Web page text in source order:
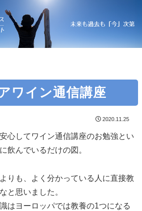
ワイン通信講座
2020.11.25
心してワイン通信講座のお勉強とい
飲んでいるだけの図。
りも、よく分かっている人に直接教
と思いました。
はヨーロッパでは教養の1つになる